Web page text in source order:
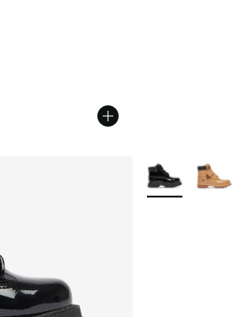
Plus de couleurs